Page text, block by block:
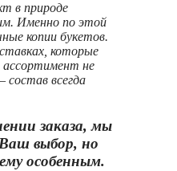
в природе
Именно по этой
копии букетов.
которые
ассортимент не
состав всегда
заказа, мы
выбор, но
особенным.